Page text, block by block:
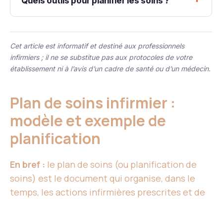
Cet article est informatif et destiné aux professionnels
infirmiers ; il ne se substitue pas aux protocoles de votre
établissement ni à l’avis d’un cadre de santé ou d’un médecin.
Plan de soins infirmier :
modèle et exemple de
planification
En bref : le plan de soins (ou planification de
soins) est le document qui organise, dans le
temps, les actions infirmières prescrites et de